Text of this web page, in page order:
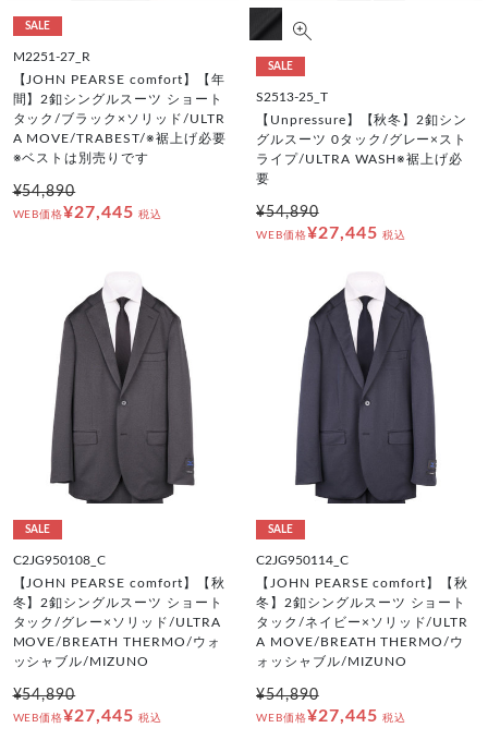
SALE
M2251-27_R
【JOHN PEARSE comfort】【年
間】2釦シングルスーツ ショート
タック/ブラック×ソリッド/ULTR
A MOVE/TRABEST/※裾上げ必要
※ベストは別売りです
¥54,890
WEB価格¥27,445 税込
SALE
S2513-25_T
【Unpressure】【秋冬】2釦シン
グルスーツ 0タック/グレー×スト
ライプ/ULTRA WASH※裾上げ必
要
¥54,890
WEB価格¥27,445 税込
SALE
C2JG950108_C
【JOHN PEARSE comfort】【秋
冬】2釦シングルスーツ ショート
タック/グレー×ソリッド/ULTRA
MOVE/BREATH THERMO/ウォ
ッシャブル/MIZUNO
¥54,890
WEB価格¥27,445 税込
SALE
C2JG950114_C
【JOHN PEARSE comfort】【秋
冬】2釦シングルスーツ ショート
タック/ネイビー×ソリッド/ULTR
A MOVE/BREATH THERMO/ウ
ォッシャブル/MIZUNO
¥54,890
WEB価格¥27,445 税込